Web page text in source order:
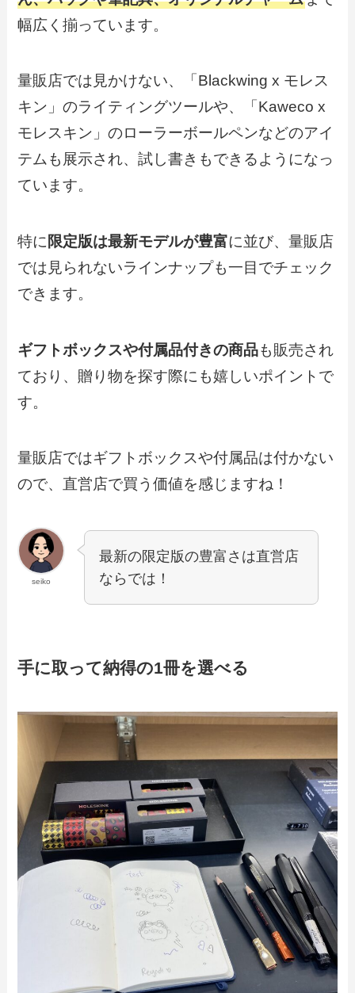
幅広く揃っています。
量販店では見かけない、「Blackwing x モレス
キン」のライティングツールや、「Kaweco x
モレスキン」のローラーボールペンなどのアイ
テムも展示され、試し書きもできるようになっ
ています。
特に 限定版は最新モデルが豊富に並び、量販店
では見られないラインナップも一目でチェック
できます。
ギフトボックスや付属品付きの商品も販売され
ており、贈り物を探す際にも嬉しいポイントで
す。
量販店ではギフトボックスや付属品は付かない
ので、直営店で買う価値を感じますね！
seiko
最新の限定版の豊富さは直営店
ならでは！
手に取って納得の1冊を選べる